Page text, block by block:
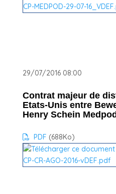
29/07/2016 08:00
Contrat majeur de
Etats-Unis entre
Henry Schein
PDF (688Ko)